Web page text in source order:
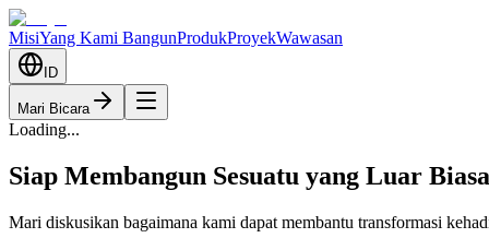
MisiYang Kami BangunProdukProyekWawasan
ID
Mari Bicara
Loading...
Siap Membangun Sesuatu yang Luar
Mari diskusikan bagaimana kami dapat membantu transformasi